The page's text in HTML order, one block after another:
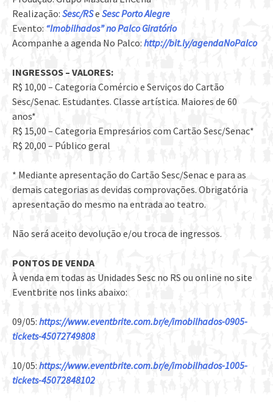
Realização: Sesc/RSe Sesc Porto Alegre
Evento: “Imobilhados” no Palco Giratório
Acompanhe a agenda No Palco: http://bit.ly/agendaNoPalco
INGRESSOS – VALORES:
R$ 10,00 – Categoria Comércio e Serviços do Cartão
Sesc/Senac. Estudantes. Classe artística. Maiores de 60
anos*
R$ 15,00 – Categoria Empresários com Cartão Sesc/Senac*
R$ 20,00 – Público geral
* Mediante apresentação do Cartão Sesc/Senac e para as
demais categorias as devidas comprovações. Obrigatória
apresentação do mesmo na entrada ao teatro.
Não será aceito devolução e/ou troca de ingressos.
PONTOS DE VENDA
À venda em todas as Unidades Sesc no RS ou online no site
Eventbrite nos links abaixo:
09/05: https://www.eventbrite.com.br/e/imobilhados-0905-
tickets-45072749808
10/05: https://www.eventbrite.com.br/e/imobilhados-1005-
tickets-45072848102